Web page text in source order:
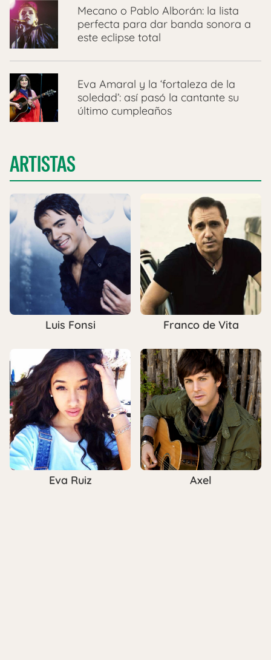
Mecano o Pablo Alborán: la lista
perfecta para dar banda sonora a
este eclipse total
Eva Amaral y la ‘fortaleza de la
soledad’: así pasó la cantante su
último cumpleaños
ARTISTAS
Luis Fonsi Franco de Vita
Eva Ruiz Axel